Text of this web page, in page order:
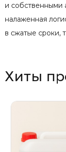
и собственными
налаженная
в сжатые сроки,
Хиты